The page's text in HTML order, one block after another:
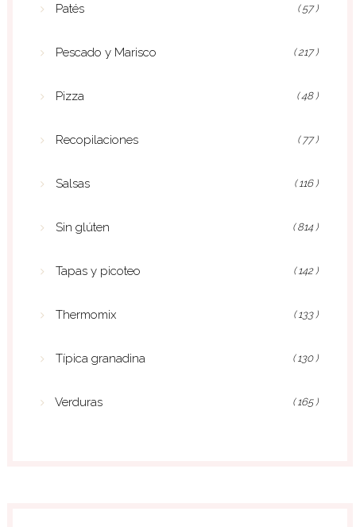
Patés ( 57 )
Pescado y Marisco ( 217 )
Pizza ( 48 )
Recopilaciones ( 77 )
Salsas ( 116 )
Sin glúten ( 814 )
Tapas y picoteo ( 142 )
Thermomix ( 133 )
Típica granadina ( 130 )
Verduras ( 165 )